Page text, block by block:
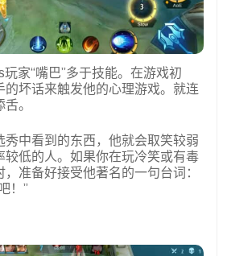
家“嘴巴”多于技能。在游戏初
的坏话来触发他的心理游戏。就连
舌。
秀中看到的东西，他就会取笑较弱
较低的人。如果你在玩冷笑或有毒
准备好接受他著名的一句台词：
！”